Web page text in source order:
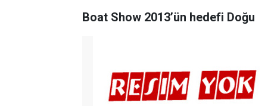
Boat Show 2013’ün hedefi Doğu